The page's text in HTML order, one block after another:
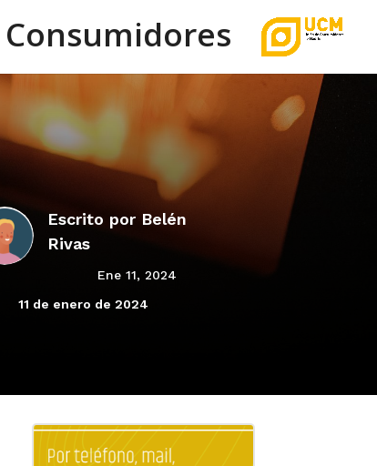
Escrito por Belén
Rivas
Ene 11, 2024
11 de enero de 2024